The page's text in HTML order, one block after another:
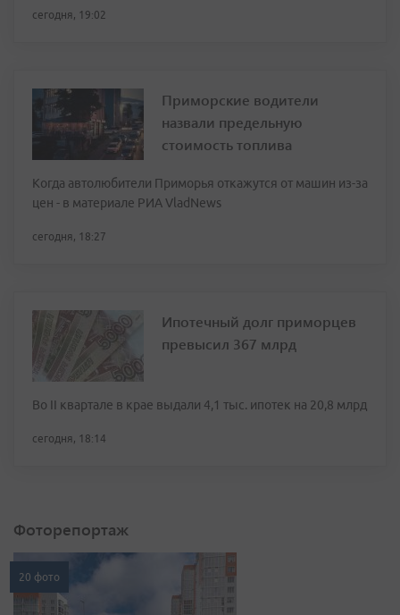
сегодня, 19:02
Приморские водители
назвали предельную
стоимость топлива
Когда автолюбители Приморья откажутся от машин из-за
цен - в материале РИА VladNews
сегодня, 18:27
Ипотечный долг приморцев
превысил 367 млрд
Во II квартале в крае выдали 4,1 тыс. ипотек на 20,8 млрд
сегодня, 18:14
Фоторепортаж
20 фото